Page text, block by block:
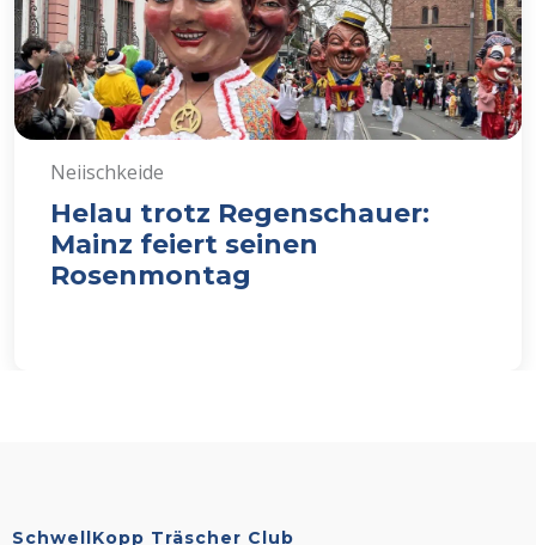
Neiischkeide
Helau trotz Regenschauer:
Mainz feiert seinen
Rosenmontag
SchwellKopp Träscher Club